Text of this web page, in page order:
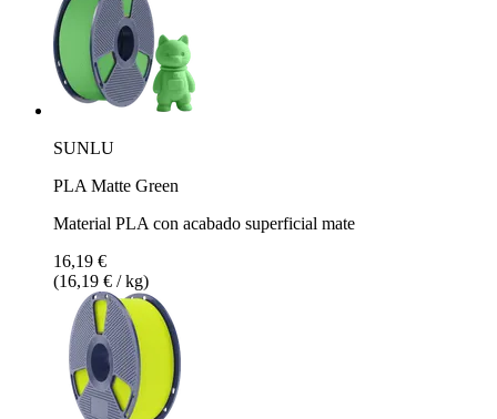
SUNLU
PLA Matte Green
Material PLA con acabado superficial mate
16,19 €
(16,19 € / kg)